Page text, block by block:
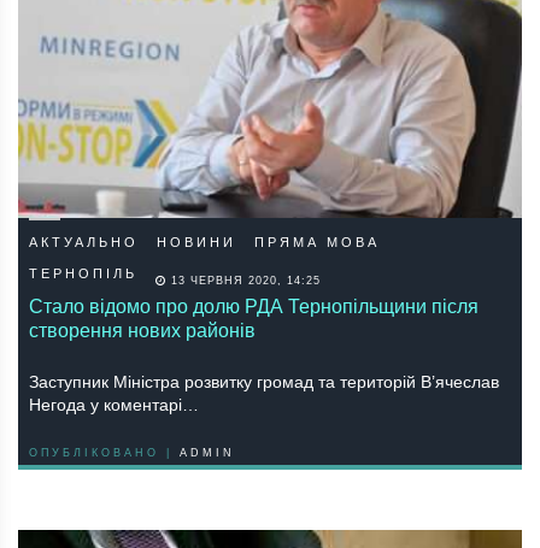
АКТУАЛЬНО НОВИНИ ПРЯМА МОВА
ТЕРНОПІЛЬ 13 ЧЕРВНЯ 2020, 14:25
Стало відомо про долю РДА Тернопільщини після
створення нових районів
Заступник Міністра розвитку громад та територій В’ячеслав
Негода у коментарі…
ОПУБЛІКОВАНО | ADMIN